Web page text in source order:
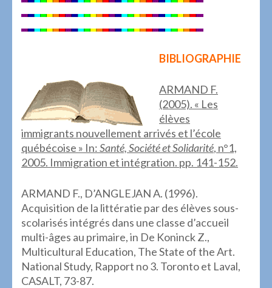
BIBLIOGRAPHIE
ARMAND F.
(2005). « Les
élèves
immigrants nouvellement arrivés et l’école
québécoise » In:Santé, Société et Solidarité, n°1,
2005. Immigration et intégration. pp. 141-152.
ARMAND F., D’ANGLEJAN A. (1996).
Acquisition de la littératie par des élèves sous-
scolarisés intégrés dans une classe d’accueil
multi-âges au primaire, in De Koninck Z.,
Multicultural Education, The State of the Art.
National Study, Rapport no 3. Toronto et Laval,
CASALT, 73-87.